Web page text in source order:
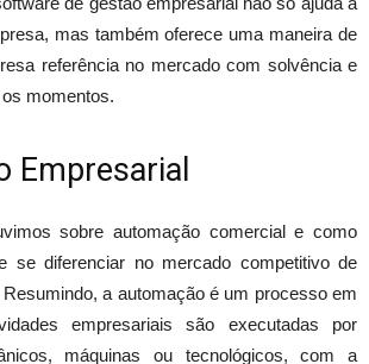
mas também oferece uma maneira de
referência no mercado com solvência e
momentos.
Empresarial
sobre automação comercial e como
se diferenciar no mercado competitivo de
a automação é um processo em
empresariais são executadas por
máquinas ou tecnológicos, com a